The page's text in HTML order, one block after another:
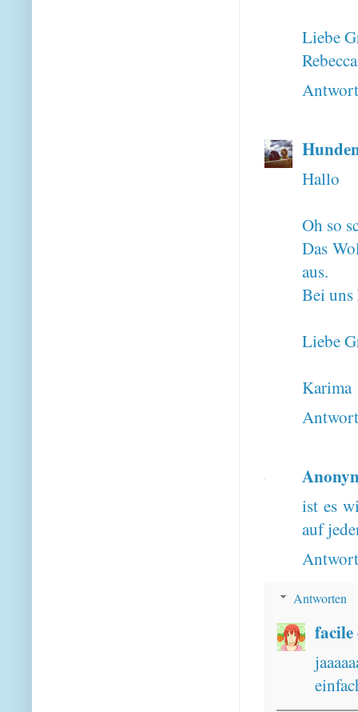
Liebe
Hallo
Oh so
Das
aus.
Bei uns
Liebe
Karima
ist es
auf
Antworten
facile